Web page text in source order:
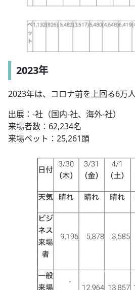
2023年
2023年は、コロナ前を上回る6万
出展：-社（国内-社、海外-社）
来場者数：62,234名
来場ペット：25,261頭